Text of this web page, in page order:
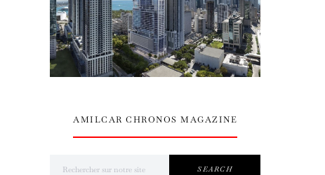
AMILCAR CHRONOS MAGAZINE
SEARCH